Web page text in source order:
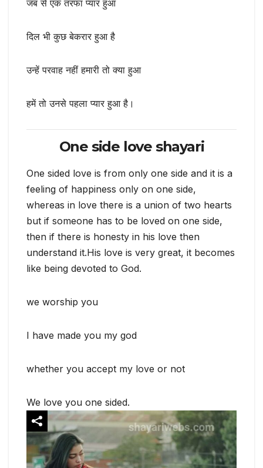
जब से एक तरफा प्यार हुआ
दिल भी कुछ बेकरार हुआ है
उन्हें परवाह नहीं हमारी तो क्या हुआ
हमें तो उनसे पहला प्यार हुआ है।
One side love shayari
One sided love is from only one side and it is a
feeling of happiness only on one side,
whereas in love there is a union of two hearts
but if someone has to be loved on one side,
then if there is honesty in his love then
understand it.His love is very great, it becomes
like being devoted to God.
we worship you
I have made you my god
whether you accept my love or not
We love you one sided.